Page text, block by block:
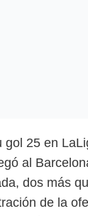
gol 25 en
al
dos más
de la